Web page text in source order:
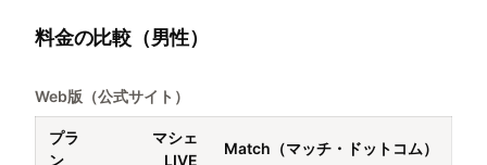
料金の比較（男性）
Web版（公式サイト）
プラ
ン
マシェ
LIVE
Match（マッチ・ドットコム）